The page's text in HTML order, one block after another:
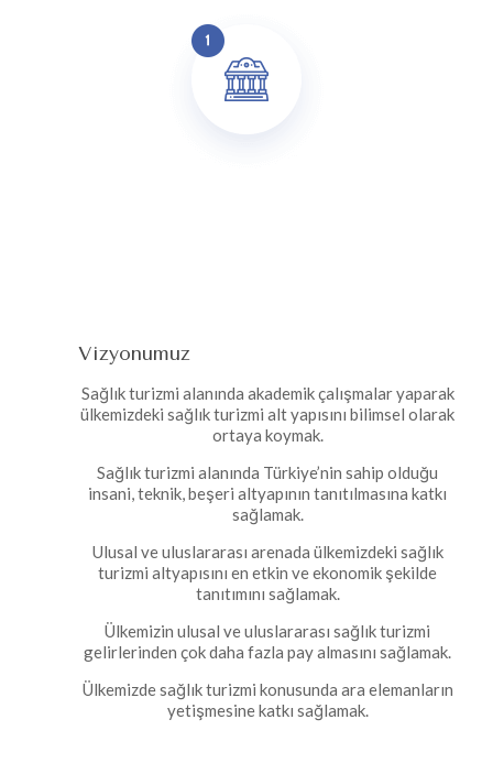
Vizyonumuz
Sağlık turizmi alanında akademik çalışmalar yaparak
ülkemizdeki sağlık turizmi alt yapısını bilimsel olarak
ortaya koymak.
Sağlık turizmi alanında Türkiye’nin sahip olduğu
insani, teknik, beşeri altyapının tanıtılmasına katkı
sağlamak.
Ulusal ve uluslararası arenada ülkemizdeki sağlık
turizmi altyapısını en etkin ve ekonomik şekilde
tanıtımını sağlamak.
Ülkemizin ulusal ve uluslararası sağlık turizmi
gelirlerinden çok daha fazla pay almasını sağlamak.
Ülkemizde sağlık turizmi konusunda ara elemanların
yetişmesine katkı sağlamak.